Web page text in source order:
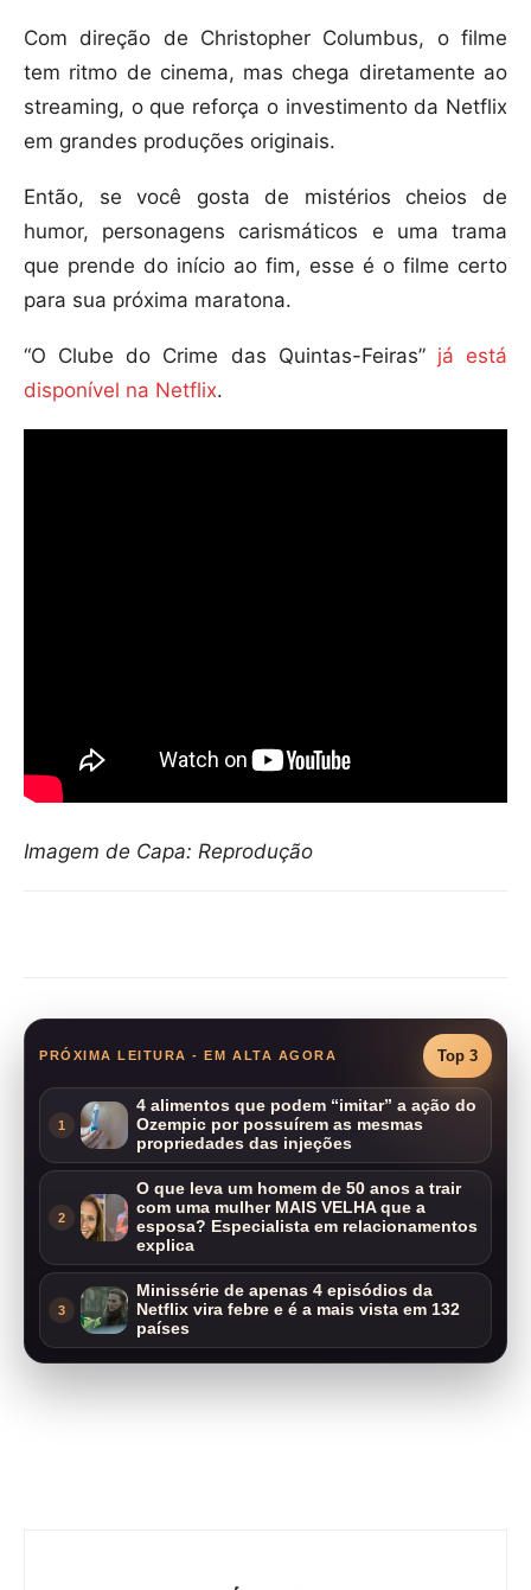
Com direção de Christopher Columbus, o filme
tem ritmo de cinema, mas chega diretamente ao
streaming, o que reforça o investimento da Netflix
em grandes produções originais.
Então, se você gosta de mistérios cheios de
humor, personagens carismáticos e uma trama
que prende do início ao fim, esse é o filme certo
para sua próxima maratona.
“O Clube do Crime das Quintas-Feiras” já está
disponível na Netflix.
Imagem de Capa: Reprodução
PRÓXIMA LEITURA - EM ALTA AGORA Top 3
1
4 alimentos que podem “imitar” a ação do
Ozempic por possuírem as mesmas
propriedades das injeções
2
O que leva um homem de 50 anos a trair
com uma mulher MAIS VELHA que a
esposa? Especialista em relacionamentos
explica
3
Minissérie de apenas 4 episódios da
Netflix vira febre e é a mais vista em 132
países